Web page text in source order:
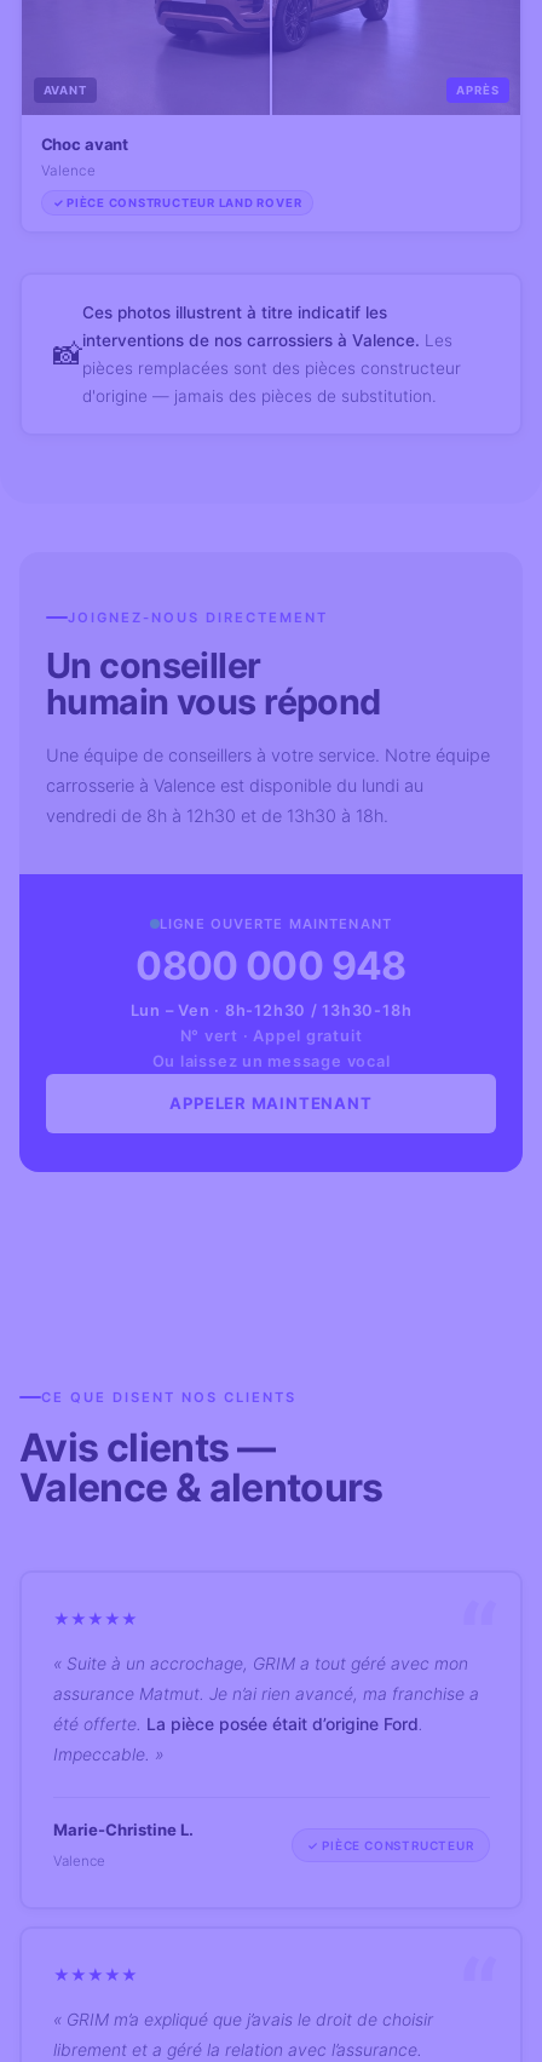
AVANT APRÈS
Choc avant
Valence
✓ PIÈCE CONSTRUCTEUR LAND ROVER
📸
Ces photos illustrent à titre indicatif les
interventions de nos carrossiers à Valence. Les
pièces remplacées sont des pièces constructeur
d'origine — jamais des pièces de substitution.
JOIGNEZ-NOUS DIRECTEMENT
Un conseiller
humain vous répond
Une équipe de conseillers à votre service. Notre équipe
carrosserie à Valence est disponible du lundi au
vendredi de 8h à 12h30 et de 13h30 à 18h.
LIGNE OUVERTE MAINTENANT
0800 000 948
Lun – Ven · 8h-12h30 / 13h30-18h
N° vert · Appel gratuit
Ou laissez un message vocal
APPELER MAINTENANT
CE QUE DISENT NOS CLIENTS
Avis clients —
Valence & alentours
★ ★ ★ ★ ★
« Suite à un accrochage, GRIM a tout géré avec mon
assurance Matmut. Je n’ai rien avancé, ma franchise a
été offerte. La pièce posée était d’origine Ford
Impeccable. »
Marie-Christine L.
Valence
✓ PIÈCE CONSTRUCTEUR
★ ★ ★ ★ ★
« GRIM m’a expliqué que j’avais le droit de choisir
librement et a géré la relation avec l’assurance.